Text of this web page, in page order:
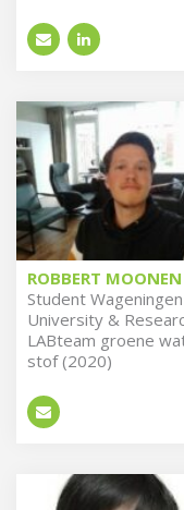
ROBBERT MOONEN
Stu­dent Wa­ge­nin­gen
Uni­ver­si­ty &
LAB­team groe­ne
stof (2020)